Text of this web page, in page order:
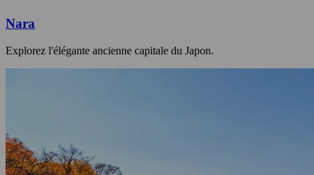
Nara
Explorez l'élégante ancienne capitale du Japon.